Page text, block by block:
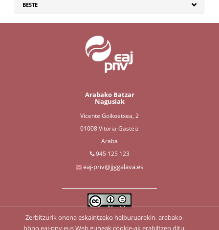
BESTE
Arabako Batzar
Nagusiak
Vicente Goikoetxea, 2
01008 Vitoria-Gasteiz
Araba
945 125 123
eaj-pnv@jjggalava.es
Konfidentzialtasun
klausula
Zerbitzurik onena eskaintzeko helburuarekin, arabako-
bbnn.eaj-pnv.eus Web guneak cookie-ak erabiltzen ditu.